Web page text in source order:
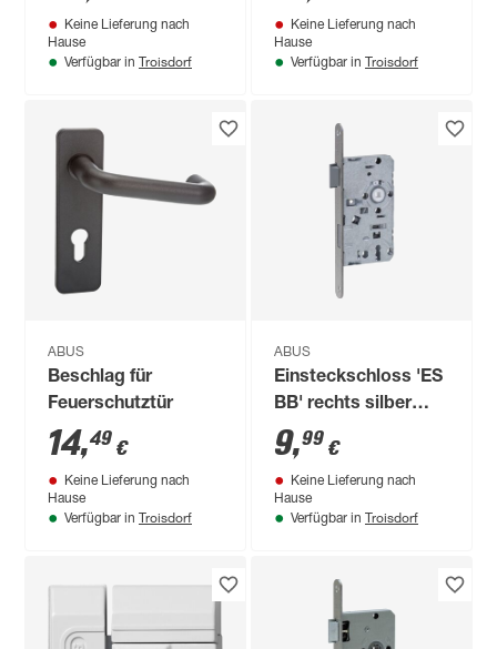
Keine Lieferung nach
Hause
Verfügbar in Troisdorf
Keine Lieferung nach
Hause
Verfügbar in Troisdorf
ABUS
Beschlag für
Feuerschutztür
14,49 €
Keine Lieferung nach
Hause
Verfügbar in Troisdorf
ABUS
Einsteckschloss 'ES
BB' rechts silber
55/72 mm Buntbart
9,99 €
Keine Lieferung nach
Hause
Verfügbar in Troisdorf